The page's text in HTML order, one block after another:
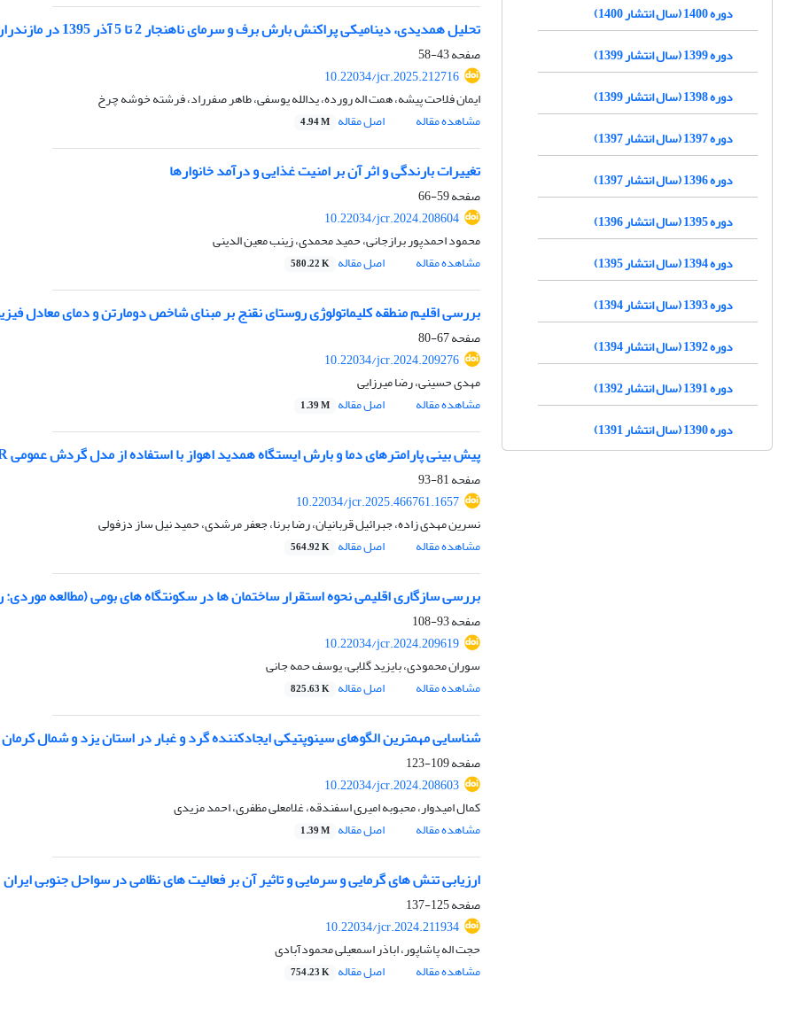
تحلیل همدیدی، دینامیکی پراکنش بارش برف و سرمای ناهنجار 2 تا 5 آذر 1395 در مازندران
صفحه43-58
10.22034/jcr.2025.212716
ایمان فلاحت پیشه، همت اله رورده، یدالله یوسفی، طاهر صفرراد، فرشته خوشه چرخ
مشاهده مقاله
اصل مقاله 4.94 M
تغییرات بارندگی و اثر آن بر امنیت غذایی و درآمد خانوارها
صفحه59-66
10.22034/jcr.2024.208604
محمود احمدپور برازجانی، حمید محمدی، زینب معین الدینی
مشاهده مقاله
اصل مقاله 580.22 K
بررسی اقلیم منطقه کلیماتولوژی روستای نقنج بر مبنای شاخص دومارتن و دمای معادل
صفحه67-80
10.22034/jcr.2024.209276
مهدی حسینی، رضا میرزایی
مشاهده مقاله
اصل مقاله 1.39 M
پیش بینی پارامترهای دما و بارش ایستگاه همدید اهواز با استفاده از مدل گردش عمومی MPI-EMS1-2-HR و مدل ریزمقیاس نمایی آماری SDSM6.1.
صفحه81-93
10.22034/jcr.2025.466761.1657
نسرین مهدی زاده، جبرائیل قربانیان، رضا برنا، جعفر مرشدی، حمید نیل ساز دزفولی
مشاهده مقاله
اصل مقاله 564.92 K
بررسی سازگاری اقلیمی نحوه استقرار ساختمان ها در سکونتگاه های بومی (مطالعه
صفحه93-108
10.22034/jcr.2024.209619
سوران محمودی، بایزید گلابی، یوسف حمه جانی
مشاهده مقاله
اصل مقاله 825.63 K
شناسایی مهمترین الگوهای سینوپتیکی ایجادکننده گرد و غبار در استان یزد و شمال کرمان
صفحه109-123
10.22034/jcr.2024.208603
کمال امیدوار، محبوبه امیری اسفندقه، غلامعلی مظفری، احمد مزیدی
مشاهده مقاله
اصل مقاله 1.39 M
ارزیابی تنش های گرمایی و سرمایی و تاثیر آن بر فعالیت های نظامی در سواحل جنوبی ایران
صفحه125-137
10.22034/jcr.2024.211934
حجت اله پاشاپور، اباذر اسمعیلی محمودآبادی
مشاهده مقاله
اصل مقاله 754.23 K
دوره 1400 (سال انتشار 1400)
دوره 1399 (سال انتشار 1399)
دوره 1398 (سال انتشار 1399)
دوره 1397 (سال انتشار 1397)
دوره 1396 (سال انتشار 1397)
دوره 1395 (سال انتشار 1396)
دوره 1394 (سال انتشار 1395)
دوره 1393 (سال انتشار 1394)
دوره 1392 (سال انتشار 1394)
دوره 1391 (سال انتشار 1392)
دوره 1390 (سال انتشار 1391)